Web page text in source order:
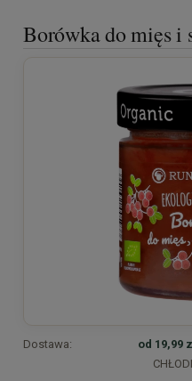
Borówka do mięs i
Dostawa: od 19,99